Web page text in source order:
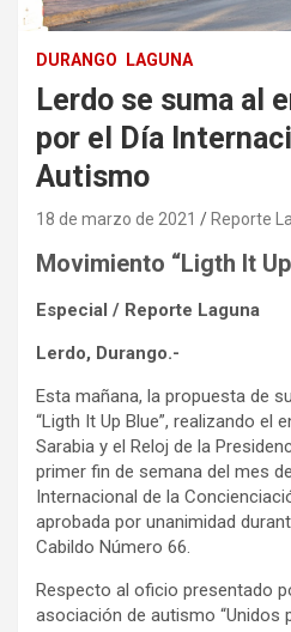
DURANGO LAGUNA
Lerdo se suma al
por el Día
Autismo
18 de marzo de 2021 Reporte
Movimiento “Ligth It
Especial / Reporte Laguna
Lerdo, Durango.-
Esta mañana, la propuesta de
“Ligth It Up Blue”, realizando el
Sarabia y el Reloj de la
primer fin de semana del mes
Internacional de la
aprobada por unanimidad
Cabildo Número 66.
Respecto al oficio presentado
asociación de autismo “Unidos